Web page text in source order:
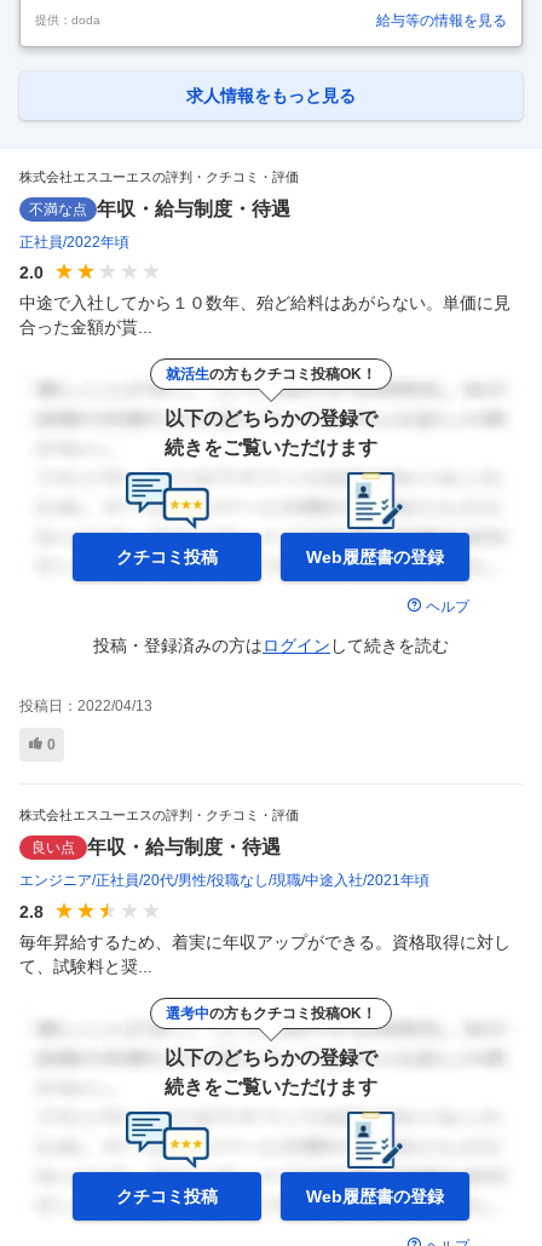
械設計エンジニア◆資格支援などキャリア成長を促進／エンジニアファ
ーストの社風 【具体的な仕事内容】 事業拡大に伴い、福岡拠点が26年4
月頃に誕生。 新拠点にて、機械設計エンジニアとしてご活躍いただける
その他関連機器の機械設計業務 ・自動車や周辺機器の機械設計業務 ・エ
提供：doda 給与等の情報を見る
求人情報をもっと見る
株式会社エスユーエスの評判・クチコミ・評価
不満な点 年収・給与制度・待遇
正社員 2022年頃
2.0
中途で入社してから１０数年、殆ど給料はあがらない。単価に見
合った金額が貰...
就活生の方もクチコミ投稿OK！
以下のどちらかの登録で
続きをご覧いただけます
クチコミ投稿 Web履歴書の登録
ヘルプ
投稿・登録済みの方はログイン して続きを読む
投稿日： 2022/04/13
0
株式会社エスユーエスの評判・クチコミ・評価
良い点 年収・給与制度・待遇
エンジニア 正社員 20代 男性 役職なし 現職 中途入社 2021年頃
2.8
毎年昇給するため、着実に年収アップができる。資格取得に対し
て、試験料と奨...
選考中の方もクチコミ投稿OK！
以下のどちらかの登録で
続きをご覧いただけます
クチコミ投稿 Web履歴書の登録